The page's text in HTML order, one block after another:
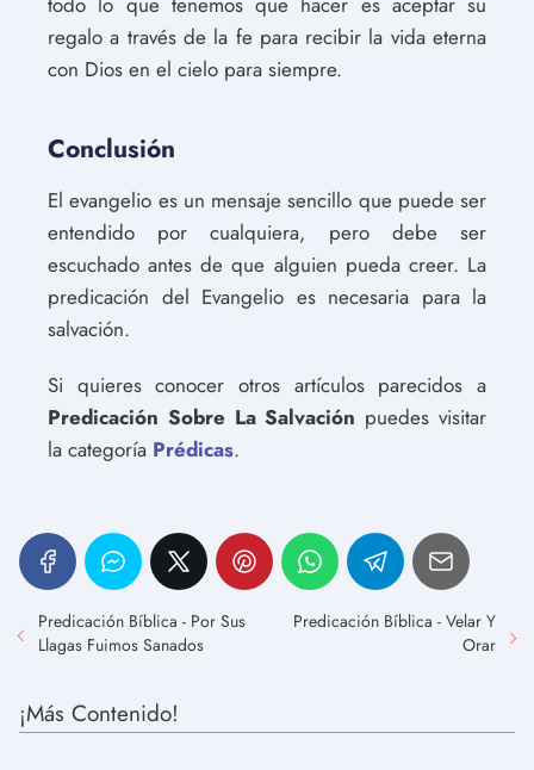
regalo a través de la fe para recibir la vida eterna
con Dios en el cielo para siempre.
Conclusión
El evangelio es un mensaje sencillo que puede ser
entendido por cualquiera, pero debe ser
escuchado antes de que alguien pueda creer. La
predicación del Evangelio es necesaria para la
salvación.
Si quieres conocer otros artículos parecidos a
Predicación Sobre La Salvación puedes visitar
la categoría Prédicas.
Predicación Bíblica - Por Sus
Llagas Fuimos Sanados
Predicación Bíblica - Velar Y
Orar
¡Más Contenido!